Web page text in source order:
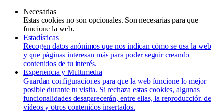
Necesarias
Estas cookies no son opcionales. Son necesarias para que
funcione la web.
Estadísticas
Recogen datos anónimos que nos indican cómo se usa la web
y que páginas interesan más para poder seguir creando
contenidos de tu interés.
Experiencia y Multimedia
Guardan configuraciones para que la web funcione lo mejor
posible durante tu visita. Si rechaza estas cookies, algunas
funcionalidades desaparecerán, entre ellas, la reproducción de
vídeos y otros contenidos insertados.